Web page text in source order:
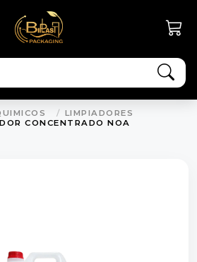
LIMPIADORES
CONCENTRADO NOA